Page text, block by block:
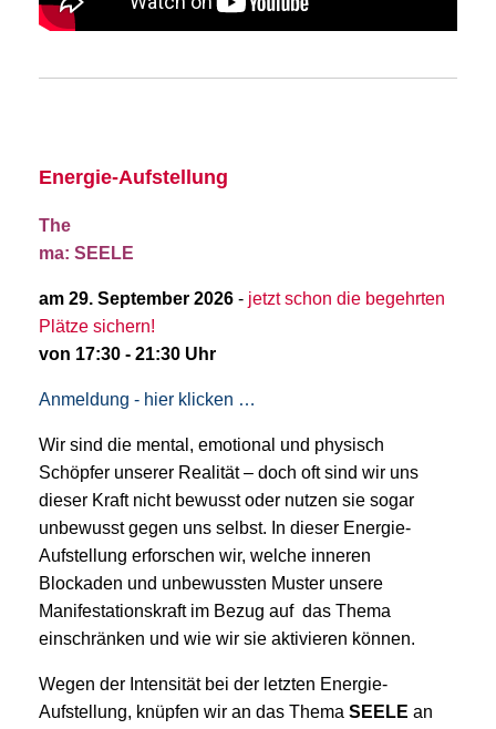
Energie-Aufstellung
The
ma: SEELE
am 29. September 2026 - jetzt schon die begehrten
Plätze sichern!
von 17:30 - 21:30 Uhr
Anmeldung - hier klicken …
Wir sind die mental, emotional und physisch
Schöpfer unserer Realität – doch oft sind wir uns
dieser Kraft nicht bewusst oder nutzen sie sogar
unbewusst gegen uns selbst. In dieser Energie-
Aufstellung erforschen wir, welche inneren
Blockaden und unbewussten Muster unsere
Manifestationskraft im Bezug auf das Thema
einschränken und wie wir sie aktivieren können.
Wegen der Intensität bei der letzten Energie-
Aufstellung, knüpfen wir an das Thema SEELE an